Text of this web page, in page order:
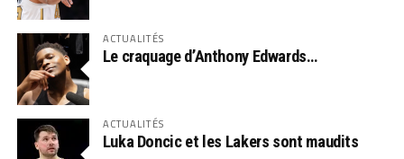
ACTUALITÉS
Le craquage d’Anthony Edwards…
ACTUALITÉS
Luka Doncic et les Lakers sont maudits